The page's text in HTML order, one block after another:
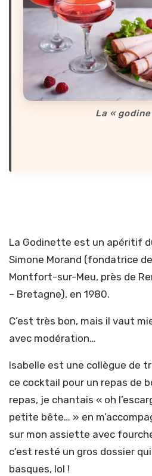
La «
La Godinette est un apéritif
Simone Morand (fondatrice
Montfort-sur-Meu, près de
– Bretagne), en 1980.
C’est très bon, mais il vaut
avec modération…
Isabelle est une collègue de
ce cocktail pour un repas de
repas, je chantais « oh
petite bête… » en
sur mon assiette avec
c’est resté un gros dossier
basques, lol !